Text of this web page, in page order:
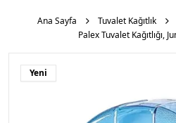
Ana Sayfa Tuvalet Kağıtlık
Palex Tuvalet Kağıtlığı,
Yeni